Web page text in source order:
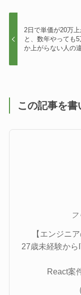
2日で単価が20万上
と、数年やっても5
か上がらない人の
この記事を書
【エンジニ
27歳未経験か
React案